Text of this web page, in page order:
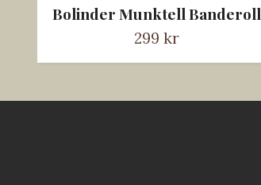
Bolinder Munktell Banderoll
299 kr